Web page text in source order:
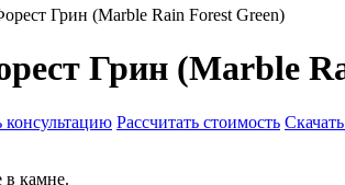
Грин (Marble Rain Forest Green)
Грин (Marble
консультацию Рассчитать стоимость
камне.